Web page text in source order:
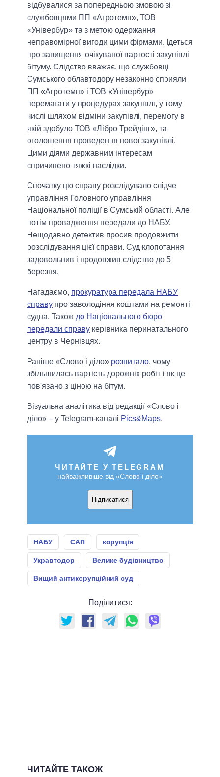
відбувалися за попередньою змовою зі
службовцями ПП «Агротемп», ТОВ
«Універбур» та з метою одержання
неправомірної вигоди цими фірмами. Ідеться
про завищення очікуваної вартості закупівлі
бітуму. Слідство вважає, що службовці
Сумського облавтодору незаконно сприяли
ПП «Агротемп» і ТОВ «Універбур»
перемагати у процедурах закупівлі, у тому
числі шляхом відміни закупівлі, перемогу в
якій здобуло ТОВ «Лібро Трейдінг», та
оголошення проведення нової закупівлі.
Цими діями державним інтересам
спричинено тяжкі наслідки.
Спочатку цю справу розслідувало слідче
управління Головного управління
Національної поліції в Сумській області. Але
потім провадження передали до НАБУ.
Нещодавно детектив просив продовжити
розслідування цієї справи. Суд клопотання
задовольнив і продовжив слідство до 5
березня.
Нагадаємо, прокуратура передала НАБУ
справу про заволодіння коштами на ремонті
судна. Також до Національного бюро
передали справу керівника перинатального
центру в Чернівцях.
Раніше «Слово і діло» розпитало, чому
збільшилась вартість дорожніх робіт і як це
пов'язано з ціною на бітум.
Візуальна аналітика від редакції «Слово і
діло» – у Telegram-каналі Pics&Maps.
ЧИТАЙТЕ У TELEGRAM
найважливіше від «Слово і діло»
Підписатися
НАБУ САП корупція
Укравтодор Велике будівництво
Вищий антикорупційний суд
Поділитися:
ЧИТАЙТЕ ТАКОЖ